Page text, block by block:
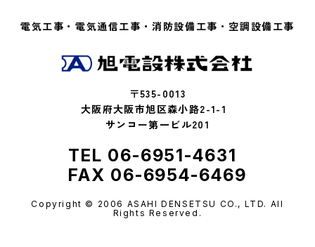
電気工事・電気通信工事・消防設備工事・空調設備工事
〒535-0013
大阪府大阪市旭区森小路2-1-1
サンコー第一ビル201
TEL 06-6951-4631
FAX 06-6954-6469
Copyright © 2006 ASAHI DENSETSU CO., LTD. All
Rights Reserved.